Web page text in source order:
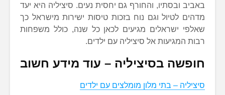
באביב ובסתיו, והחורף גם יחסית נעים. סיציליה היא יעד
מדהים לטיול וגם נוח בזכות טיסות ישירות מישראל כך
שאלפי ישראלים מגיעים לכאן כל שנה, כולל משפחות
רבות המגיעות אל סיציליה עם ילדים.
חופשה בסיציליה – עוד מידע חשוב
סיציליה – בתי מלון מומלצים עם ילדים